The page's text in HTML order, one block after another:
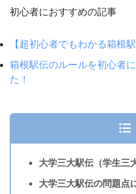
初心者におすすめの記事
【超初心者でもわかる箱根
箱根駅伝のルールを初心者
た！
大学三大駅伝（学生三
大学三大駅伝の問題点